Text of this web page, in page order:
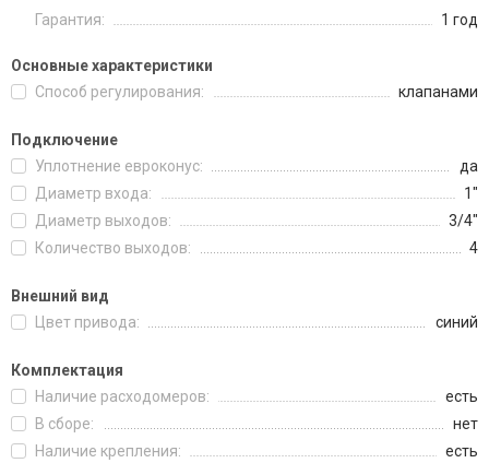
Гарантия:
1 год
Основные характеристики
Способ регулирования:
клапанами
Подключение
Уплотнение евроконус:
да
Диаметр входа:
1"
Диаметр выходов:
3/4"
Количество выходов:
4
Внешний вид
Цвет привода:
синий
Комплектация
Наличие расходомеров:
есть
В сборе:
нет
Наличие крепления:
есть